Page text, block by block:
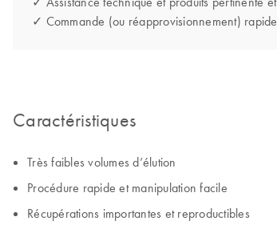
✓ Commande (ou réapprovisionnement)
Caractéristiques
Très faibles volumes d’élution
Procédure rapide et manipulation facile
Récupérations importantes et reproductibles